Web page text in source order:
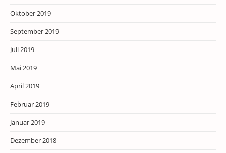
Oktober 2019
September 2019
Juli 2019
Mai 2019
April 2019
Februar 2019
Januar 2019
Dezember 2018